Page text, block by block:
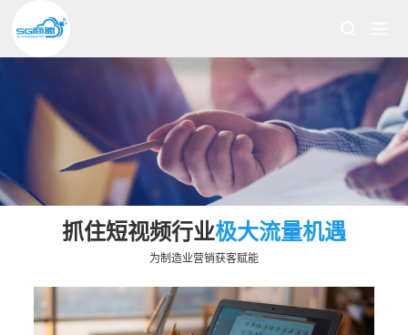
抓住短视频行业极大流量机遇
为制造业营销获客赋能